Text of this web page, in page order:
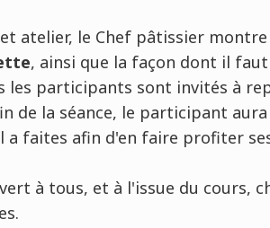
atelier, le Chef pâtissier
, ainsi que la façon dont il
les participants sont invités à
de la séance, le participant
a faites afin d'en faire profiter
à tous, et à l'issue du cours,